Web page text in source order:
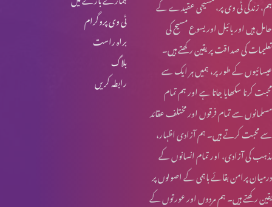
ٹی وی پروگرام
براہ راست
بلاگ
رابطہ کریں
ہم، زندگی ٹی وی پر، مسیحی عقیدے کے
حامل ہیں اور بائبل اور یسوع مسیح کی
تعلیمات کی صداقت پر یقین رکھتے ہیں۔
عیسائیوں کے طور پر، ہمیں ہر ایک سے
محبت کرنا سکھایا جاتا ہے اور ہم تمام
مسلمانوں سے تمام فرقوں اور مختلف عقائد
سے محبت کرتے ہیں۔ ہم آزادی اظہار،
مذہب کی آزادی، اور تمام انسانوں کے
درمیان پرامن بقائے باہمی کے اصولوں پر
یقین رکھتے ہیں۔ ہم مردوں اور عورتوں کے